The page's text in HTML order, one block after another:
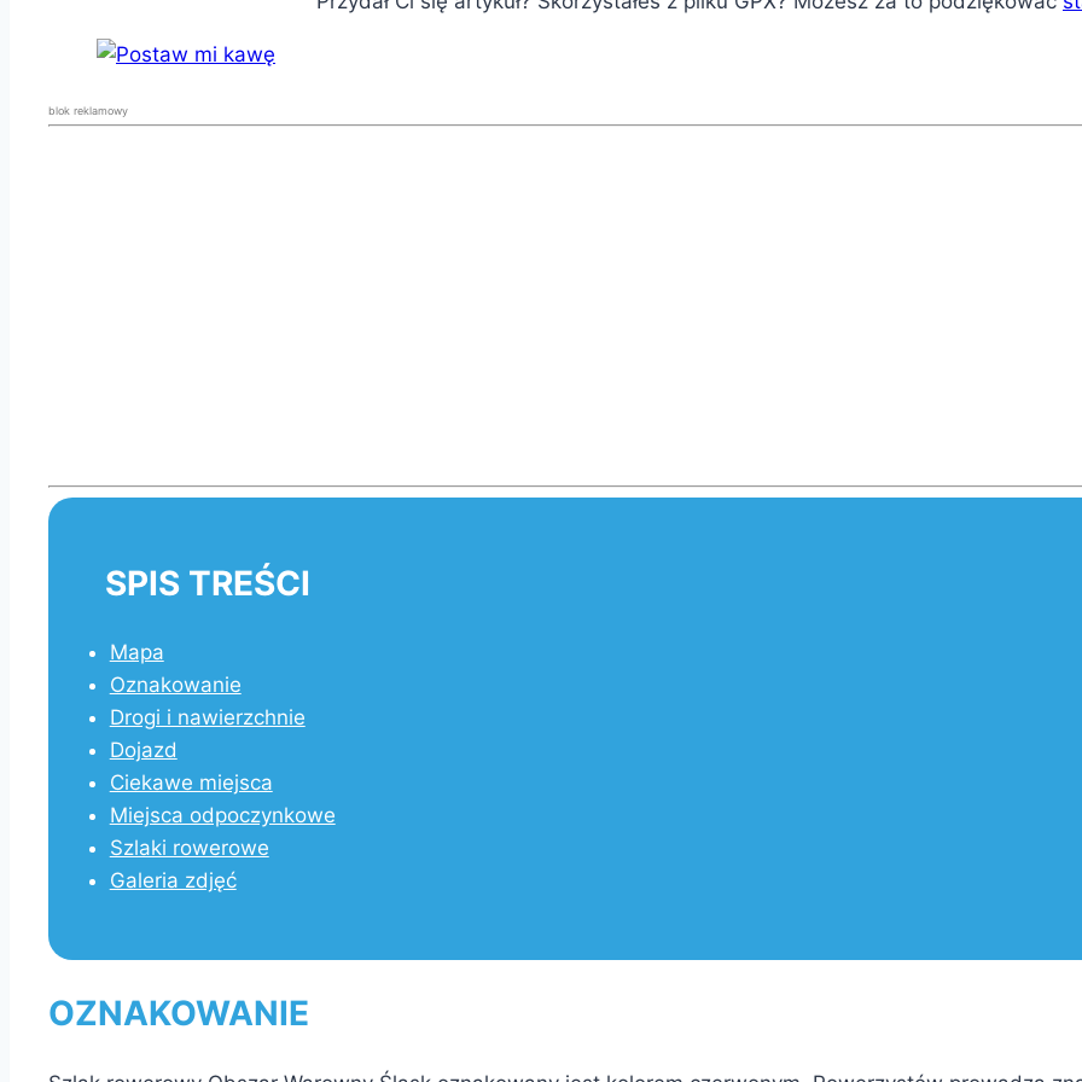
blok reklamowy
SPIS TREŚCI
Mapa
Oznakowanie
Drogi i nawierzchnie
Dojazd
Ciekawe miejsca
Miejsca odpoczynkowe
Szlaki rowerowe
Galeria zdjęć
OZNAKOWANIE